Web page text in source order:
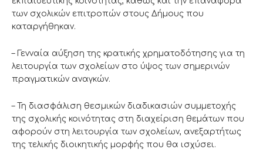
των σχολικών επιτροπών στους Δήμους που
καταργήθηκαν.
– Γενναία αύξηση της κρατικής χρηματοδότησης για τη
λειτουργία των σχολείων στο ύψος των σημερινών
πραγματικών αναγκών.
– Τη διασφάλιση θεσμικών διαδικασιών συμμετοχής
της σχολικής κοινότητας στη διαχείριση θεμάτων που
αφορούν στη λειτουργία των σχολείων, ανεξαρτήτως
της τελικής διοικητικής μορφής που θα ισχύσει.